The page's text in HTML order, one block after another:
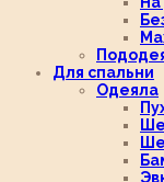
Для спальни
Одеяла